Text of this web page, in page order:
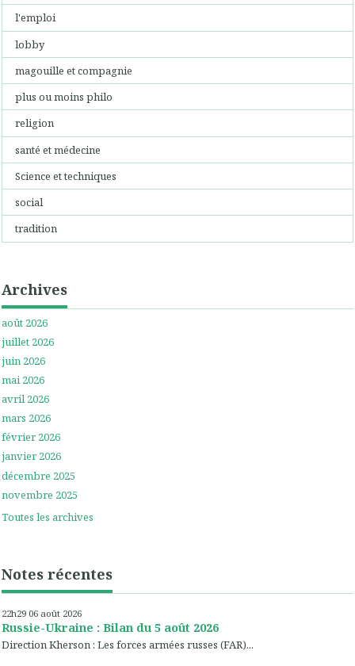
l'emploi
lobby
magouille et compagnie
plus ou moins philo
religion
santé et médecine
Science et techniques
social
tradition
Archives
août 2026
juillet 2026
juin 2026
mai 2026
avril 2026
mars 2026
février 2026
janvier 2026
décembre 2025
novembre 2025
Toutes les archives
Notes récentes
22h29 06 août 2026
Russie-Ukraine : Bilan du 5 août 2026
Direction Kherson : Les forces armées russes (FAR)...